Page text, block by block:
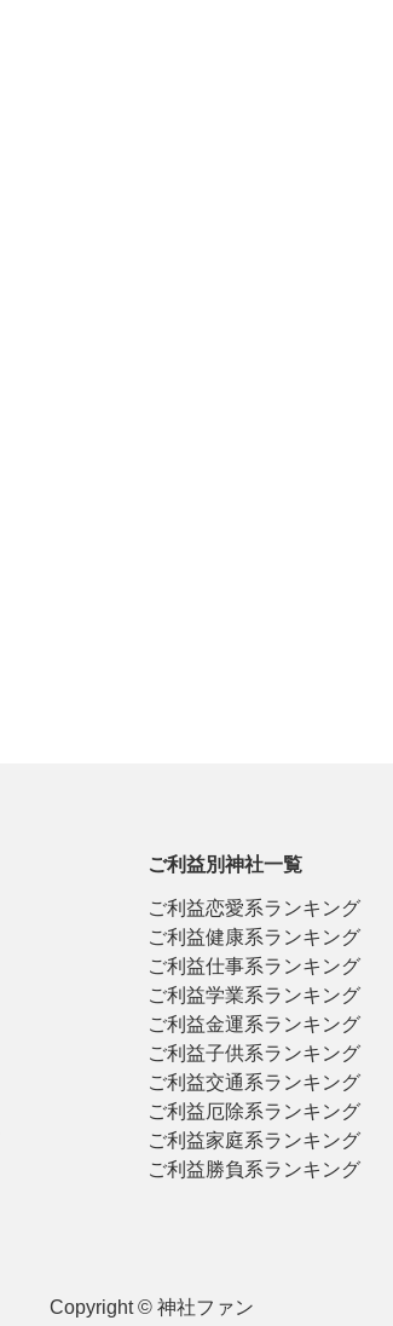
ご利益別神社一覧
ご利益恋愛系ランキング
ご利益健康系ランキング
ご利益仕事系ランキング
ご利益学業系ランキング
ご利益金運系ランキング
ご利益子供系ランキング
ご利益交通系ランキング
ご利益厄除系ランキング
ご利益家庭系ランキング
ご利益勝負系ランキング
Copyright © 神社ファン